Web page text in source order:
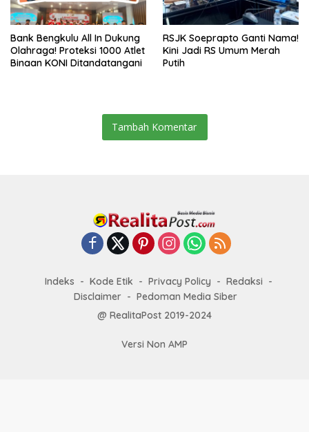
Bank Bengkulu All In Dukung
Olahraga! Proteksi 1000 Atlet
Binaan KONI Ditandatangani
RSJK Soeprapto Ganti Nama!
Kini Jadi RS Umum Merah
Putih
Tambah Komentar
Indeks Kode Etik Privacy Policy
Redaksi
Disclaimer
Pedoman Media Siber
@ RealitaPost 2019-2024
Versi Non AMP